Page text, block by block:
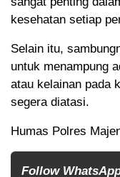
kesehatan setiap
Selain itu,
untuk menampung
atau kelainan pada
segera diatasi.
Humas Polres
Follow